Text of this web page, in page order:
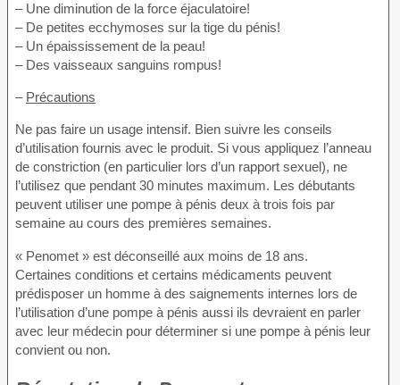
– Une diminution de la force éjaculatoire!
– De petites ecchymoses sur la tige du pénis!
– Un épaississement de la peau!
– Des vaisseaux sanguins rompus!
– Précautions
Ne pas faire un usage intensif. Bien suivre les conseils
d’utilisation fournis avec le produit. Si vous appliquez l’anneau
de constriction (en particulier lors d’un rapport sexuel), ne
l’utilisez que pendant 30 minutes maximum. Les débutants
peuvent utiliser une pompe à pénis deux à trois fois par
semaine au cours des premières semaines.
« Penomet » est déconseillé aux moins de 18 ans.
Certaines conditions et certains médicaments peuvent
prédisposer un homme à des saignements internes lors de
l’utilisation d’une pompe à pénis aussi ils devraient en parler
avec leur médecin pour déterminer si une pompe à pénis leur
convient ou non.